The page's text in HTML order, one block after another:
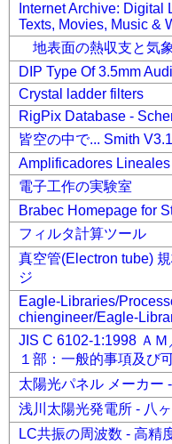
Internet Archive:
Texts, Movies, Music &
地表面の熱収支と気象
DIP Type Of 3.5mm
Crystal ladder filters
RigPix Database -
皆空の中で... Smith
Amplificadores
電子工作の実験室
Brabec Homepage for
フィルタ計算ツール
真空管(Electron tube)
ジ
Eagle-Libraries/
chiengineer/Eagle-
JIS C 6102-1:1998 Ａ
１部：一般的事項及び
太陽光パネル メーカー
浅川太陽光発電所 - 八
LC共振の周波数 - 高精